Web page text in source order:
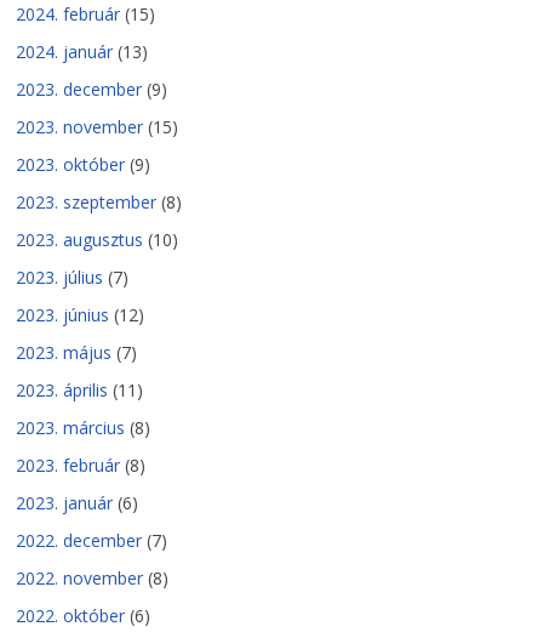
2024. február (15)
2024. január (13)
2023. december (9)
2023. november (15)
2023. október (9)
2023. szeptember (8)
2023. augusztus (10)
2023. július (7)
2023. június (12)
2023. május (7)
2023. április (11)
2023. március (8)
2023. február (8)
2023. január (6)
2022. december (7)
2022. november (8)
2022. október (6)